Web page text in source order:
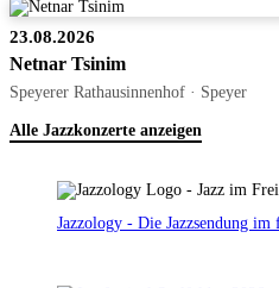
23.08.2026
Netnar Tsinim
Speyerer Rathausinnenhof · Speyer
Alle Jazzkonzerte anzeigen
Jazzology - Die Jazzsendung